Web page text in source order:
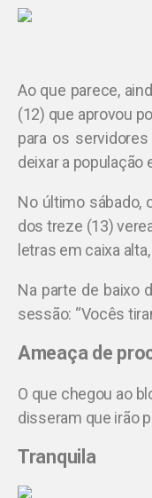
Ao que parece,
(12) que aprovou
para os
deixar a população
No último sábado,
dos treze (13)
letras em caixa alta,
Na parte de baixo
sessão: “Vocês
Ameaça de
O que chegou ao
disseram que irão
Tranquila